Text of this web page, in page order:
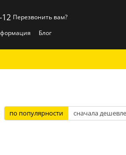
12 Перезвонить вам?
Блог
по популярности сначала дешевле